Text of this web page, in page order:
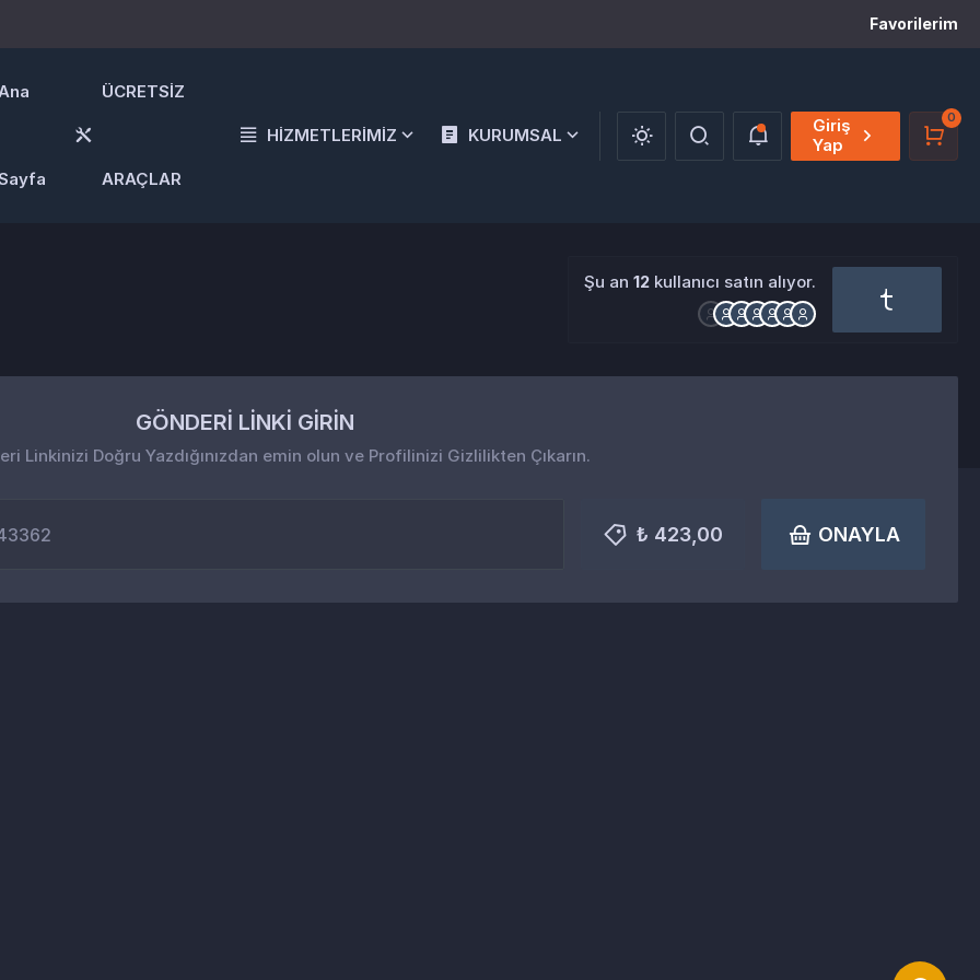
Favorilerim
ÜCRETSİZ
ARAÇLAR
HİZMETLERİMİZ KURUMSAL
Giriş
Yap
0
Şu an 12 kullanıcı satın alıyor.
GÖNDERİ LİNKİ GİRİN
Linkinizi Doğru Yazdığınızdan emin olun ve Profilinizi Gizlilikten Çıkarın.
₺ 423,00 ONAYLA